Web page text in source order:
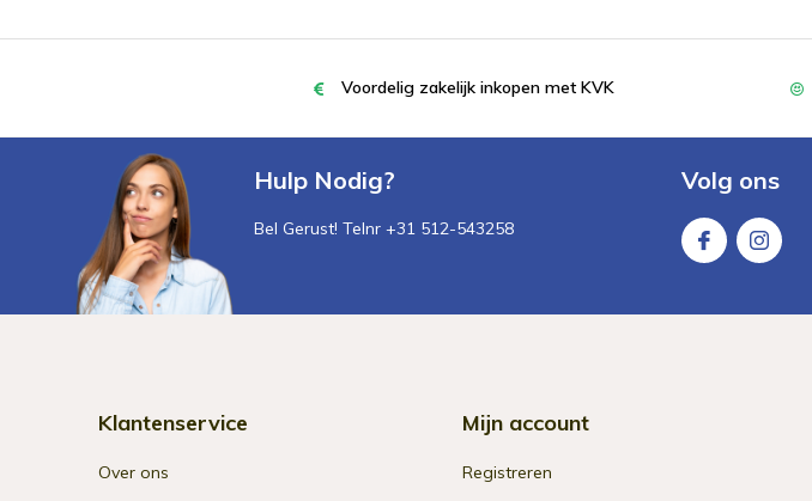
Voordelig zakelijk inkopen met KVK
Hulp Nodig?
Bel Gerust! Telnr +31 512-543258
Volg ons
Klantenservice
Over ons
Mijn account
Registreren